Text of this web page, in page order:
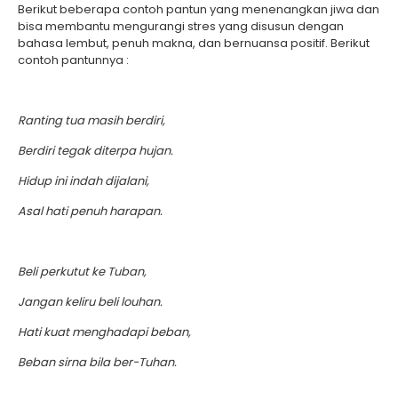
Berikut beberapa contoh pantun yang menenangkan jiwa dan
bisa membantu mengurangi stres yang disusun dengan
bahasa lembut, penuh makna, dan bernuansa positif. Berikut
contoh pantunnya :
Ranting tua masih berdiri,
Berdiri tegak diterpa hujan.
Hidup ini indah dijalani,
Asal hati penuh harapan.
Beli perkutut ke Tuban,
Jangan keliru beli louhan.
Hati kuat menghadapi beban,
Beban sirna bila ber-Tuhan.